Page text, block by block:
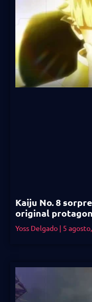
Kaiju No. 8
original
Yoss Delgado 5